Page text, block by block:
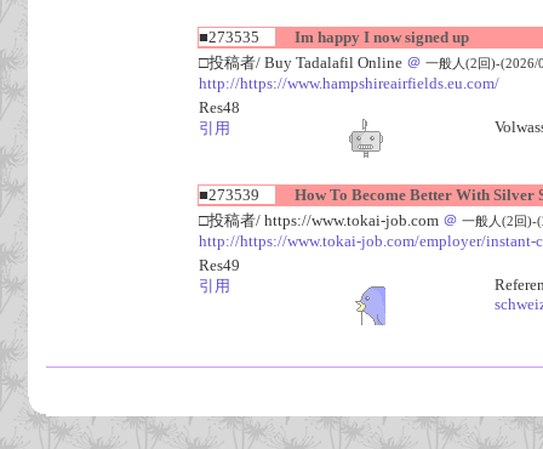
■273535
Im happy I now signed up
□投稿者/ Buy Tadalafil Online ＠ 一般人(2回)-(2026/
http://https://www.hampshireairfields.eu.com/
Res48
引用
■273539
How To Become Better With Silver
□投稿者/ https://www.tokai-job.com ＠ 一般人(2回)-
http://https://www.tokai-job.com/employer/instant-
Res49
引用